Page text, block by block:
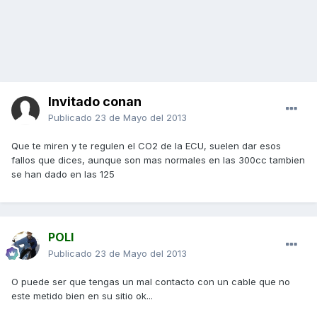
Invitado conan
Publicado 23 de Mayo del 2013
Que te miren y te regulen el CO2 de la ECU, suelen dar esos
fallos que dices, aunque son mas normales en las 300cc tambien
se han dado en las 125
POLI
Publicado 23 de Mayo del 2013
O puede ser que tengas un mal contacto con un cable que no
este metido bien en su sitio ok...